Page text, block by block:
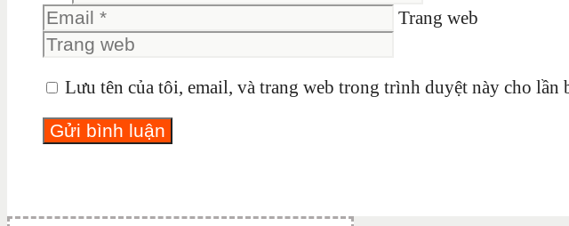
Trang web
Lưu tên của tôi, email, và trang web trong trình duyệt này cho lần